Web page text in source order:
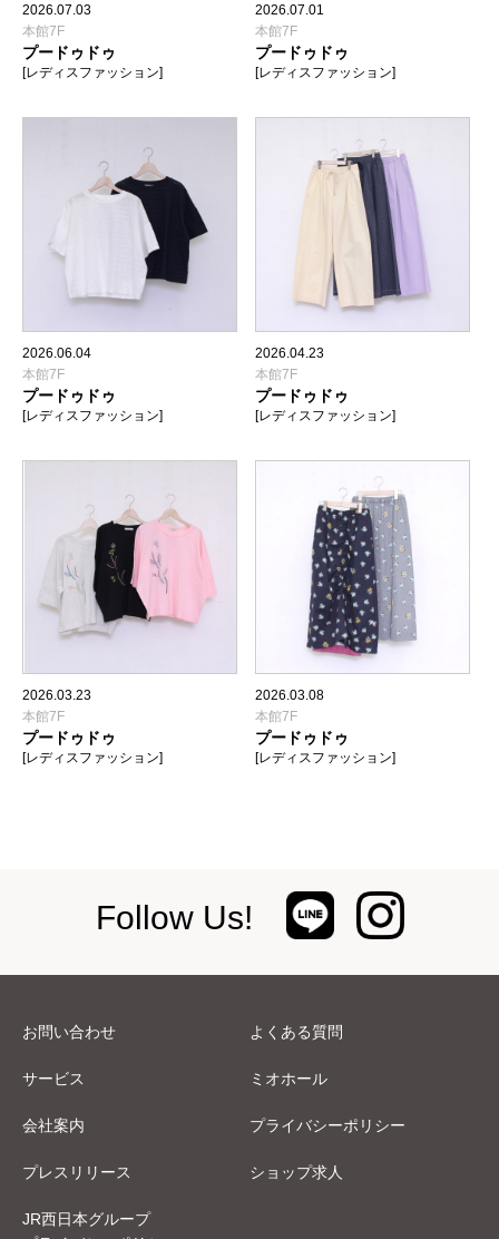
2026.07.03
本館7F
プードゥドゥ
[レディスファッション]
2026.07.01
本館7F
プードゥドゥ
[レディスファッション]
2026.06.04
本館7F
プードゥドゥ
[レディスファッション]
2026.04.23
本館7F
プードゥドゥ
[レディスファッション]
2026.03.23
本館7F
プードゥドゥ
[レディスファッション]
2026.03.08
本館7F
プードゥドゥ
[レディスファッション]
Follow Us!
お問い合わせ よくある質問
サービス ミオホール
会社案内 プライバシーポリシー
プレスリリース ショップ求人
JR西日本グループ